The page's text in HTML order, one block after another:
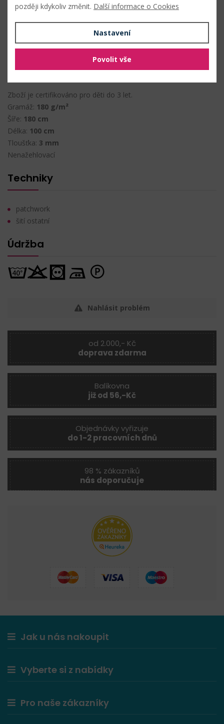
Složení
100% polyester
Vlastnosti
Zboží je certifikováno pro děti do 3 let.
Gramáž: 180 g/m²
Šíře: 180 cm
Délka: 100 cm
Tloušťka: 3 mm
Nenažehlovací
Techniky
patchwork
šití ostatní
Údržba
Nahlásit problém
od 2.000,- Kč
doprava zdarma
Balíkovna
již od 56,-Kč
Objednávky vyřizuje
do 1-2 pracovních dnů
98 % zákazníků
nás doporučuje
Jak u nás nakoupit
Vyberte si z nabídky
Pro naše zákazníky
později kdykoliv změnit. Další informace o Cookies
Nastavení
Povolit vše